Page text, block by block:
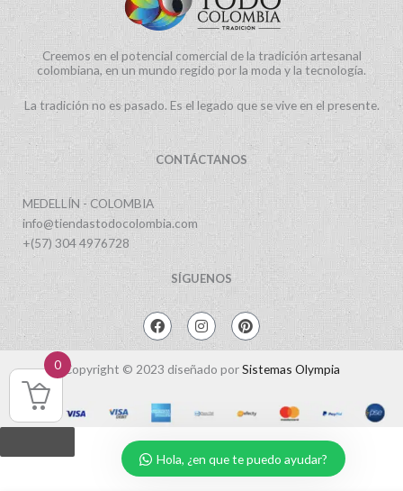
Creemos en el potencial comercial de la tradición artesanal
colombiana, en un mundo regido por la moda y la tecnología.
La tradición no es pasado. Es el legado que se vive en el presente.
CONTÁCTANOS
MEDELLÍN - COLOMBIA
info@tiendastodocolombia.com
+(57) 304 4976728
SÍGUENOS
F
a
c
b
o
k
I
n
s
a
a
P
i
n
e
s
Copyright © 2023 diseñado porSistemas Olympia
0
Hola, ¿en que te puedo ayudar?